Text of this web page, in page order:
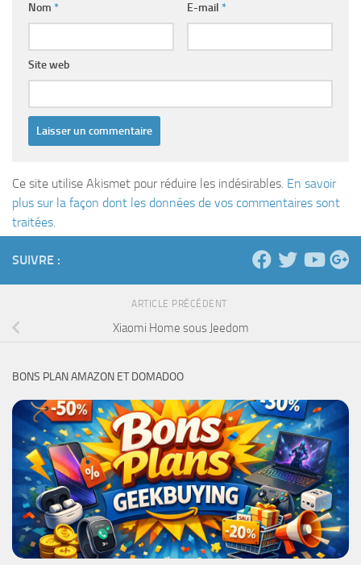
Nom * E-mail *
Site web
Ce site utilise Akismet pour réduire les indésirables. En savoir
plus sur la façon dont les données de vos commentaires sont
traitées.
SUIVRE :
ARTICLE PRÉCÉDENT
Xiaomi Home sous Jeedom
BONS PLAN AMAZON ET DOMADOO